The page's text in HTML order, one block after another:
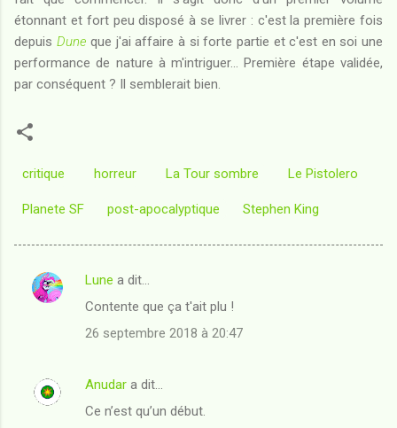
étonnant et fort peu disposé à se livrer : c'est la première fois
depuis Dune que j'ai affaire à si forte partie et c'est en soi une
performance de nature à m'intriguer... Première étape validée,
par conséquent ? Il semblerait bien.
critique horreur La Tour sombre Le Pistolero
Planete SF post-apocalyptique Stephen King
C
e
Lune a dit…
Contente que ça t'ait plu !
26 septembre 2018 à 20:47
Anudar a dit…
Ce n’est qu’un début.